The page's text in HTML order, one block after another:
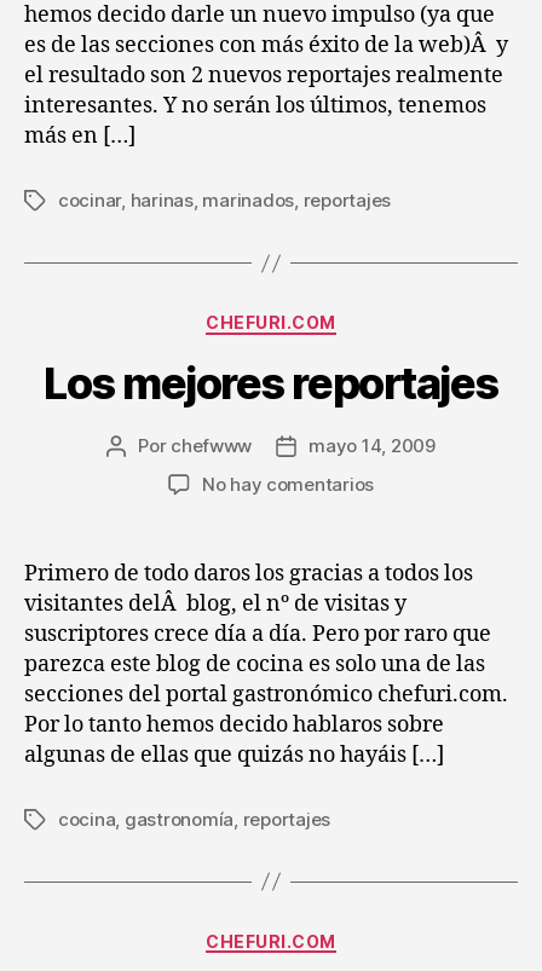
hemos decido darle un nuevo impulso (ya que
es de las secciones con más éxito de la web)Â y
el resultado son 2 nuevos reportajes realmente
interesantes. Y no serán los últimos, tenemos
más en […]
Etiquetas
cocinar, harinas, marinados, reportajes
Categorías
CHEFURI.COM
Los mejores reportajes
Autor
Por chefwww
Fechamayo 14, 2009
No hay comentariosen
reportajes
Primero de todo daros los gracias a todos los
visitantes delÂ blog, el nº de visitas y
suscriptores crece día a día. Pero por raro que
parezca este blog de cocina es solo una de las
secciones del portal gastronómico chefuri.com.
Por lo tanto hemos decido hablaros sobre
algunas de ellas que quizás no hayáis […]
Etiquetas
cocina gastronomía reportajes
Categorías
CHEFURI.COM